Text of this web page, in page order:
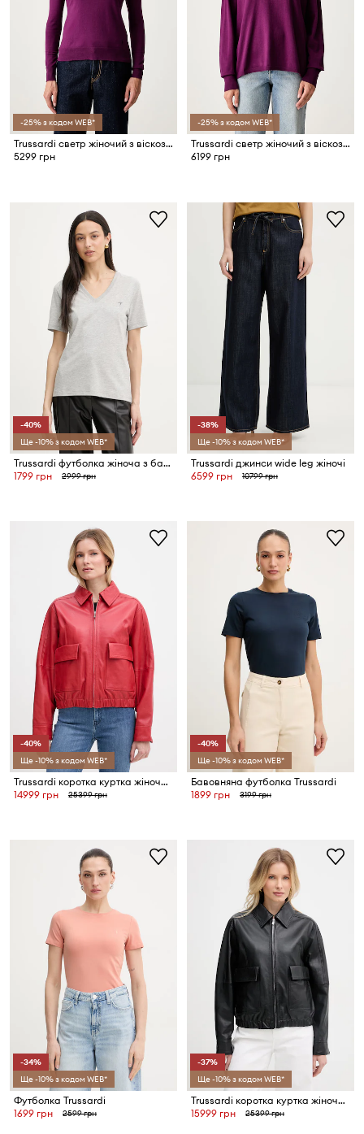
-25% з кодом WEB*
Trussardi светр жіночий з віскозою
5299 грн
-25% з кодом WEB*
Trussardi светр жіночий з віскозою
6199 грн
-40%
Ще -10% з кодом WEB*
Trussardi футболка жіноча з бавовни
1799 грн
2999 грн
-38%
Ще -10% з кодом WEB*
Trussardi джинси wide leg жіночі
6599 грн
10799 грн
-40%
Ще -10% з кодом WEB*
Trussardi коротка куртка жіноча шкіряна
14999 грн
25399 грн
-40%
Ще -10% з кодом WEB*
Бавовняна футболка Trussardi
1899 грн
3199 грн
-34%
Ще -10% з кодом WEB*
Футболка Trussardi
1699 грн
2599 грн
-37%
Ще -10% з кодом WEB*
Trussardi коротка куртка жіноча шкіряна
15999 грн
25399 грн